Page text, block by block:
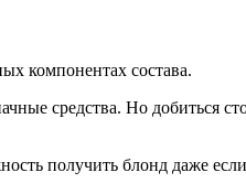
компонентах состава.
средства. Но добиться
получить блонд даже